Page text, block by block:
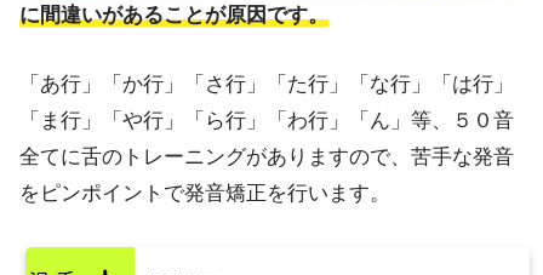
に間違いがあることが原因です。
「あ行」「か行」「さ行」「た行」「な行」「は行」
「ま行」「や行」「ら行」「わ行」「ん」等、５０音
全てに舌のトレーニングがありますので、苦手な発音
をピンポイントで発音矯正を行います。